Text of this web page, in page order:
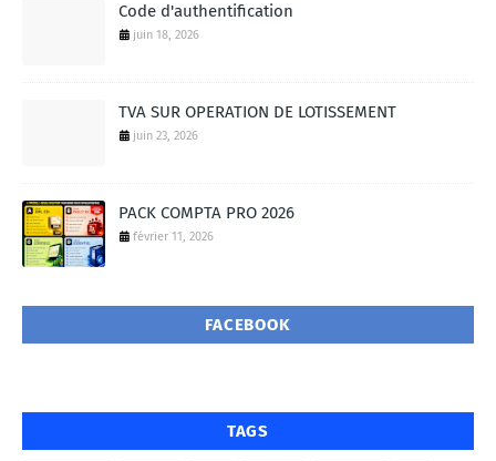
Code d'authentification
juin 18, 2026
TVA SUR OPERATION DE LOTISSEMENT
juin 23, 2026
PACK COMPTA PRO 2026
février 11, 2026
FACEBOOK
TAGS